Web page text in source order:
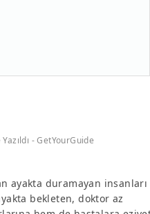
- GetYourGuide
ayakta duramayan insanları
bekleten, doktor az